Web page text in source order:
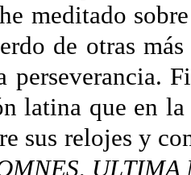
meditado
de otras
perseverancia.
latina que en
sus relojes y